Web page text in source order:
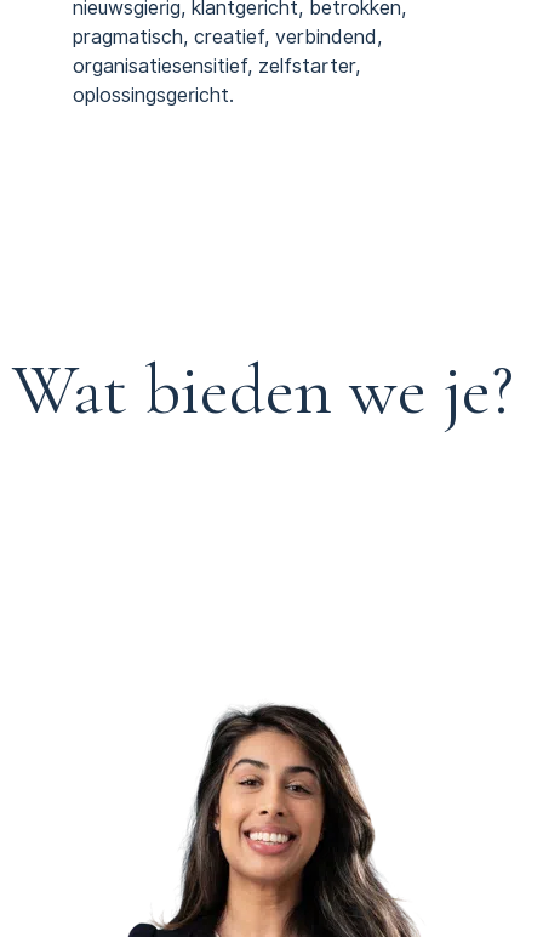
nieuwsgierig, klantgericht, betrokken,
pragmatisch, creatief, verbindend,
organisatiesensitief, zelfstarter,
oplossingsgericht.
Wat bieden we je?